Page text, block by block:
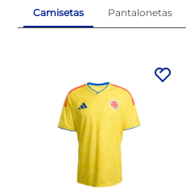
Camisetas Pantalonetas